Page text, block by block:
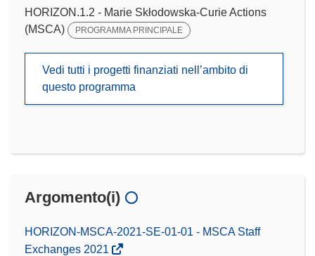
HORIZON.1.2 - Marie Skłodowska-Curie Actions
(MSCA)
PROGRAMMA PRINCIPALE
Vedi tutti i progetti finanziati nell’ambito di
questo programma
Argomento(i)
HORIZON-MSCA-2021-SE-01-01 - MSCA Staff
Exchanges 2021